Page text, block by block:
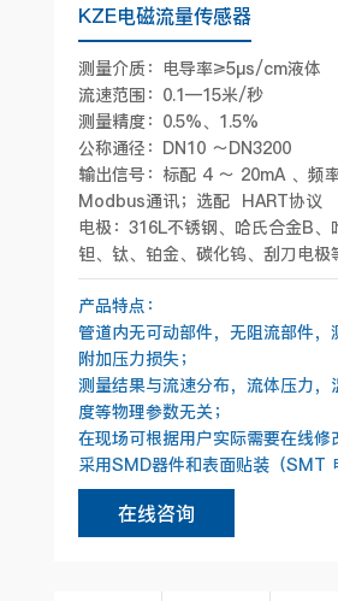
KZE电磁流量传感器
测量介质：电导率≥5μs/cm液体
流速范围：0.1—15米/秒
测量精度：0.5%、1.5%
公称通径：DN10 ～DN3200
输出信号：标配 4 ～ 20mA 、频率
Modbus通讯；选配 HART协议
电极：316L不锈钢、哈氏合金B、
钽、钛、铂金、碳化钨、刮刀电极
产品特点：
管道内无可动部件，无阻流部件，
附加压力损失；
测量结果与流速分布，流体压力，
度等物理参数无关；
在现场可根据用户实际需要在线修
采用SMD器件和表面贴装（SMT
在线咨询